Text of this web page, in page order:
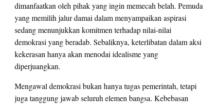
dimanfaatkan oleh pihak yang ingin memecah belah. Pemuda
yang memilih jalur damai dalam menyampaikan aspirasi
sedang menunjukkan komitmen terhadap nilai-nilai
demokrasi yang beradab. Sebaliknya, keterlibatan dalam aksi
kekerasan hanya akan menodai idealisme yang
diperjuangkan.
Mengawal demokrasi bukan hanya tugas pemerintah, tetapi
juga tanggung jawab seluruh elemen bangsa. Kebebasan